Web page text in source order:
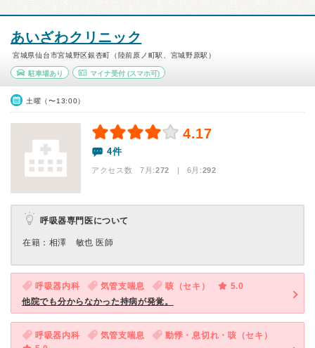
あいざわクリニック
宮城県仙台市宮城野区銀杏町（陸前原ノ町駅、宮城野原駅）
駐車場あり マイナ受付(スマホ可)
土曜（〜13:00）
4.17
4件
アクセス数 7月:272 | 6月:292
呼吸器専門医について
在籍：相澤 敏也 医師
呼吸器内科 気管支喘息 咳（セキ）
5.0
他院でも分からなかった持病が発覚。
呼吸器内科 気管支喘息
動悸・息切れ・咳（セキ）